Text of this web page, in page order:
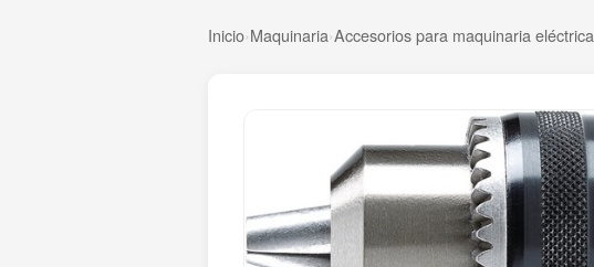
Inicio›Maquinaria›Accesorios para maquinaria eléctrica